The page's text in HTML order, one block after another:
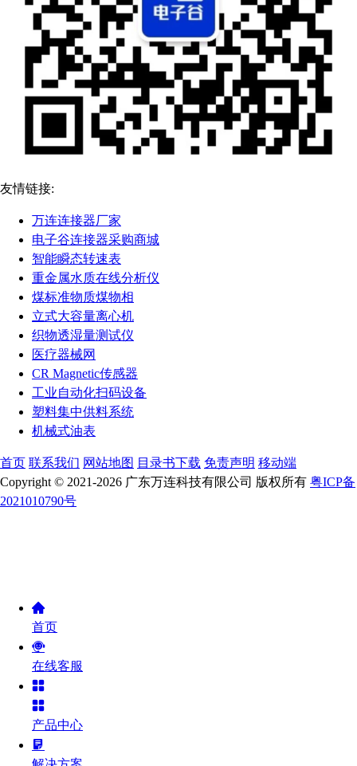
友情链接:
万连连接器厂家
电子谷连接器采购商城
智能瞬态转速表
重金属水质在线分析仪
煤标准物质煤物相
立式大容量离心机
织物透湿量测试仪
医疗器械网
CR Magnetic传感器
工业自动化扫码设备
塑料集中供料系统
机械式油表
首页 联系我们 网站地图 目录书下载 免责声明 移动端
Copyright © 2021-2026 广东万连科技有限公司 版权所有 粤ICP备
2021010790号
首页
在线客服
产品中心